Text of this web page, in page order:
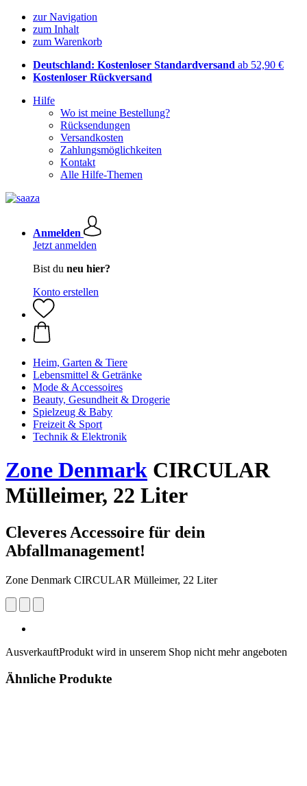
zur Navigation
zum Inhalt
zum Warenkorb
Deutschland: Kostenloser Standardversand ab 52,90 €
Kostenloser Rückversand
Hilfe
Wo ist meine Bestellung?
Rücksendungen
Versandkosten
Zahlungsmöglichkeiten
Kontakt
Alle Hilfe-Themen
Anmelden
Jetzt anmelden
Bist du neu hier?
Konto erstellen
Heim, Garten & Tiere
Lebensmittel & Getränke
Mode & Accessoires
Beauty, Gesundheit & Drogerie
Spielzeug & Baby
Freizeit & Sport
Technik & Elektronik
Zone Denmark CIRCULAR
Mülleimer, 22 Liter
Cleveres Accessoire für dein
Abfallmanagement!
Zone Denmark CIRCULAR Mülleimer, 22 Liter
AusverkauftProdukt wird in unserem Shop nicht mehr angeboten
Ähnliche Produkte